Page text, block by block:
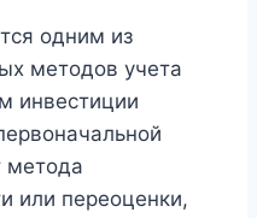
одним из
методов учета
инвестиции
метода
или переоценки,